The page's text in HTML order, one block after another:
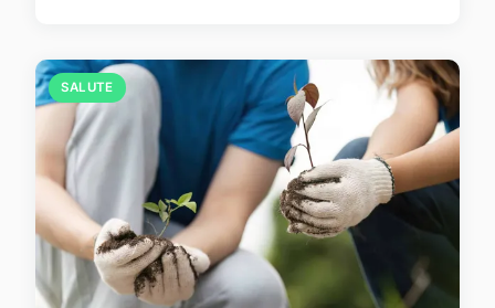
SALUTE